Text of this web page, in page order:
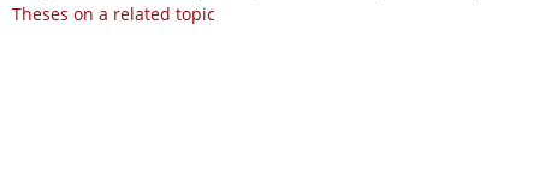
Theses on a related topic